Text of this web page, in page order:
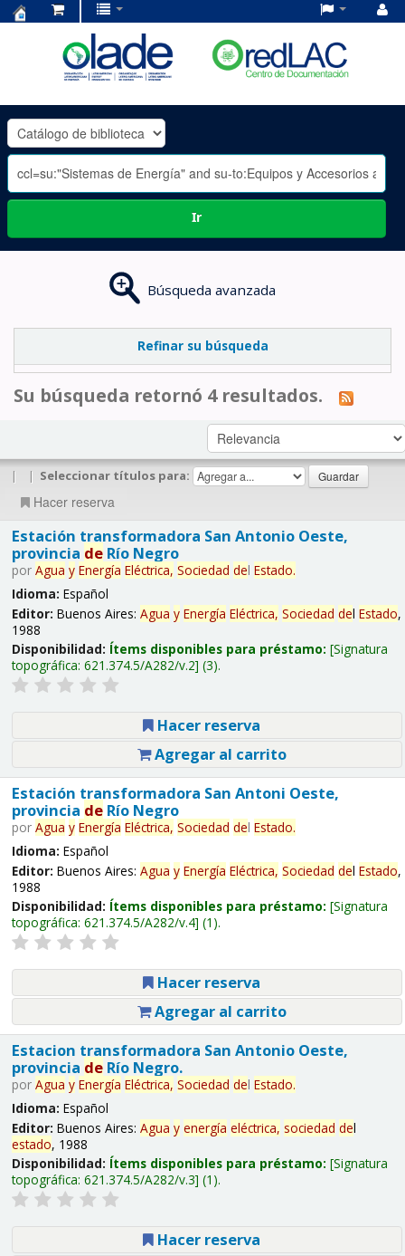
OLADE
-
Ir
Búsqueda avanzada
Refinar su búsqueda
Su búsqueda retornó 4 resultados.
| | Seleccionar títulos para:
Hacer reserva
Estación transformadora San Antonio Oeste,
provincia deRío Negro
por Agua y Energía Eléctrica, Sociedad del Estado.
Idioma: Español
Editor: Buenos Aires: Agua y Energía Eléctrica, Sociedad del Estado,
1988
Disponibilidad: Ítems disponibles para préstamo: Signatura
topográfica: 621.374.5/A282/v.2 (3).
Hacer reserva
Agregar al carrito
Estación transformadora San Antoni Oeste,
provincia deRío Negro
por Agua y Energía Eléctrica, Sociedad del Estado.
Idioma: Español
Editor: Buenos Aires: Agua y Energía Eléctrica, Sociedad del Estado,
1988
Disponibilidad: Ítems disponibles para préstamo: Signatura
topográfica: 621.374.5/A282/v.4 (1).
Hacer reserva
Agregar al carrito
Estacion transformadora San Antonio Oeste,
provincia deRío Negro.
por Agua y Energía Eléctrica, Sociedad del Estado.
Idioma: Español
Editor: Buenos Aires: Agua y energía eléctrica, sociedad del
estado, 1988
Disponibilidad: Ítems disponibles para préstamo: Signatura
topográfica: 621.374.5/A282/v.3 (1).
Hacer reserva